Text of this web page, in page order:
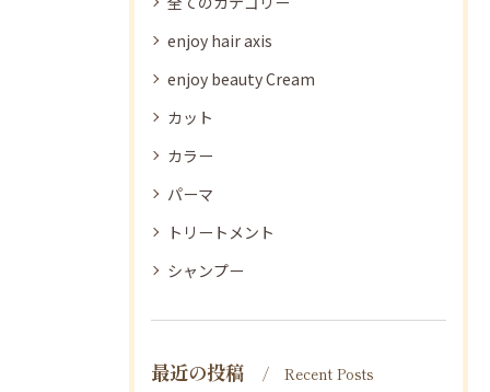
enjoy hair axis
enjoy beauty Cream
カット
カラー
パーマ
トリートメント
シャンプー
最近の投稿 Recent Posts